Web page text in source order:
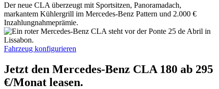
Der neue CLA überzeugt mit Sportsitzen, Panoramadach,
markantem Kühlergrill im Mercedes-Benz Pattern und 2.000 €
Inzahlungnahmeprämie.
Fahrzeug konfigurieren
Jetzt den Mercedes-Benz CLA 180 ab 295
€/Monat leasen.